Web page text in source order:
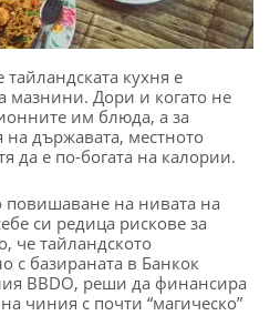
кухня е
мазнини. Дори и когато не
им блюда, а за
на държавата, местното
да е по-богата на калории.
на нивата на
си редица рискове за
че тайландското
с базираната в Банкок
BBDO, реши да финансира
чиния с почти “магическо”